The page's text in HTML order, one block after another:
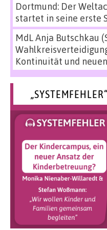
Dortmund: Der
startet in seine erste
MdL Anja Butschkau
Kontinuität und